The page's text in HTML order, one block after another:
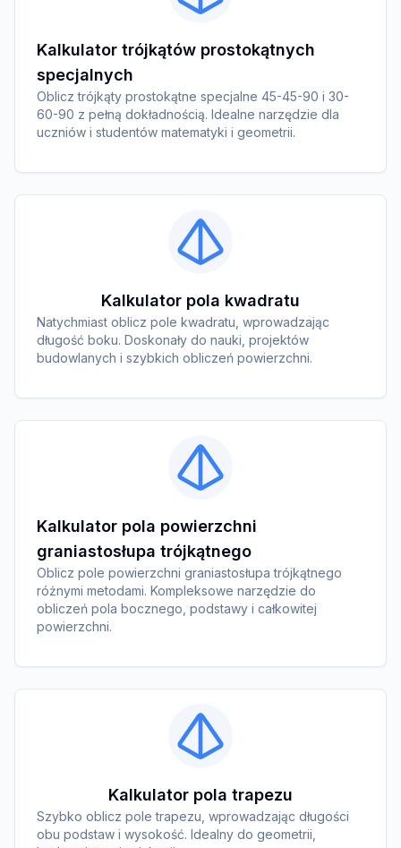
Kalkulator trójkątów prostokątnych
specjalnych
Oblicz trójkąty prostokątne specjalne 45-45-90 i 30-
60-90 z pełną dokładnością. Idealne narzędzie dla
uczniów i studentów matematyki i geometrii.
Kalkulator pola kwadratu
Natychmiast oblicz pole kwadratu, wprowadzając
długość boku. Doskonały do nauki, projektów
budowlanych i szybkich obliczeń powierzchni.
Kalkulator pola powierzchni
graniastosłupa trójkątnego
Oblicz pole powierzchni graniastosłupa trójkątnego
różnymi metodami. Kompleksowe narzędzie do
obliczeń pola bocznego, podstawy i całkowitej
powierzchni.
Kalkulator pola trapezu
Szybko oblicz pole trapezu, wprowadzając długości
obu podstaw i wysokość. Idealny do geometrii,